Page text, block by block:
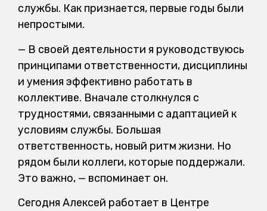
службы. Как признается, первые годы были
непростыми.
— В своей деятельности я руководствуюсь
принципами ответственности, дисциплины
и умения эффективно работать в
коллективе. Вначале столкнулся с
трудностями, связанными с адаптацией к
условиям службы. Большая
ответственность, новый ритм жизни. Но
рядом были коллеги, которые поддержали.
Это важно, — вспоминает он.
Сегодня Алексей работает в Центре